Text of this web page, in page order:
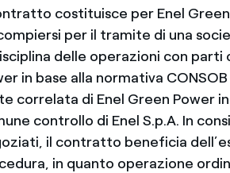
costituisce per Enel
per il tramite di una
delle operazioni con
in base alla normativa
correlata di Enel Green Power
controllo di Enel S.p.A. In
il contratto beneficia
in quanto operazione